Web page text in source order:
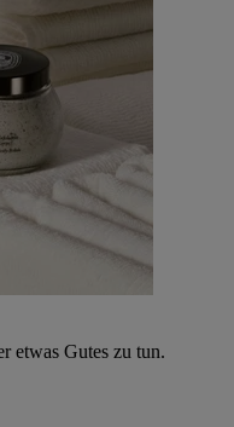
etwas Gutes zu tun.